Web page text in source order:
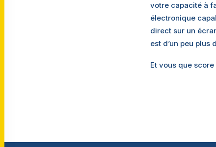
votre capacité à
électronique
direct sur un
est d’un peu plus
Et vous que